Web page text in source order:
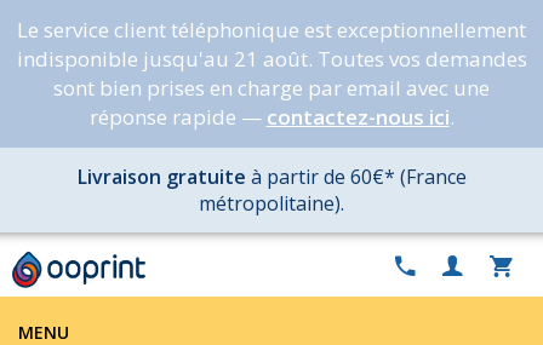
Le service client téléphonique est exceptionnellement
indisponible jusqu'au 21 août. Toutes vos demandes
sont bien prises en charge par email avec une
réponse rapide — contactez-nous ici.
Livraison gratuite à partir de 60€* (France
métropolitaine).
MENU